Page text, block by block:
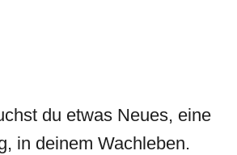
du etwas Neues, eine
in deinem Wachleben.